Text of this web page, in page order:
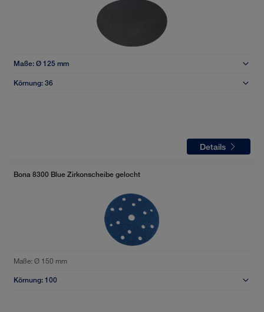
Maße: Ø 125 mm
Körnung: 36
Details
Bona 8300 Blue Zirkonscheibe gelocht
Maße: Ø 150 mm
Körnung: 100